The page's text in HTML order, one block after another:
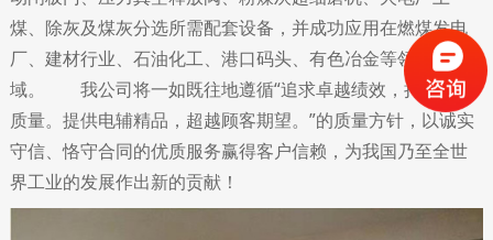
煤、除灰及煤灰分选所需配套设备，并成功应用在燃煤发电
厂、建材行业、石油化工、港口码头、有色冶金等领
域。 我公司将一如既往地遵循“追求卓越绩效，持续改进
质量。提供电辅精品，超越顾客期望。”的质量方针，以诚实
守信、恪守合同的优质服务赢得客户信赖，为我国乃至全世
界工业的发展作出新的贡献！